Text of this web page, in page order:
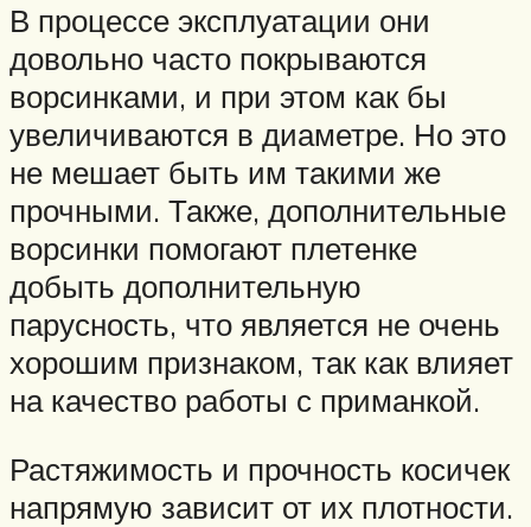
В процессе эксплуатации они
довольно часто покрываются
ворсинками, и при этом как бы
увеличиваются в диаметре. Но это
не мешает быть им такими же
прочными. Также, дополнительные
ворсинки помогают плетенке
добыть дополнительную
парусность, что является не очень
хорошим признаком, так как влияет
на качество работы с приманкой.
Растяжимость и прочность косичек
напрямую зависит от их плотности.